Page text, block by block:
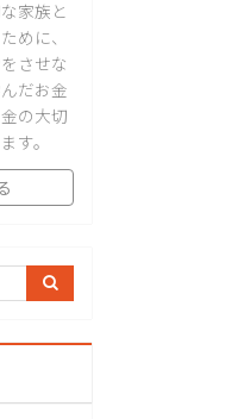
家族と
めに、
させな
だお金
の大切
す。